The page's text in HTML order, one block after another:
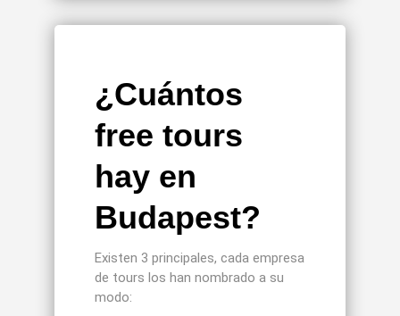
¿Cuántos
free tours
hay en
Budapest?
Existen 3 principales, cada empresa
de tours los han nombrado a su
modo: